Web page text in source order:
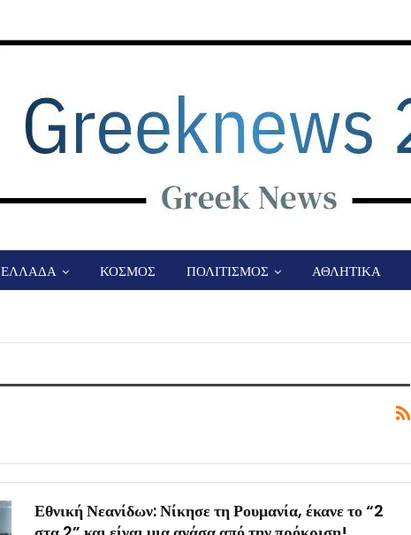
ΕΛΛΑΔΑ ΚΟΣΜΟΣ ΠΟΛΙΤΙΣΜΟΣ ΑΘΛΗΤΙΚΑ
Εθνική Νεανίδων: Νίκησε τη Ρουμανία, έκανε το “2